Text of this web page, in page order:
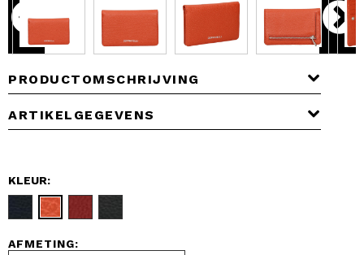
PRODUCTOMSCHRIJVING
ARTIKELGEGEVENS
KLEUR:
AFMETING: